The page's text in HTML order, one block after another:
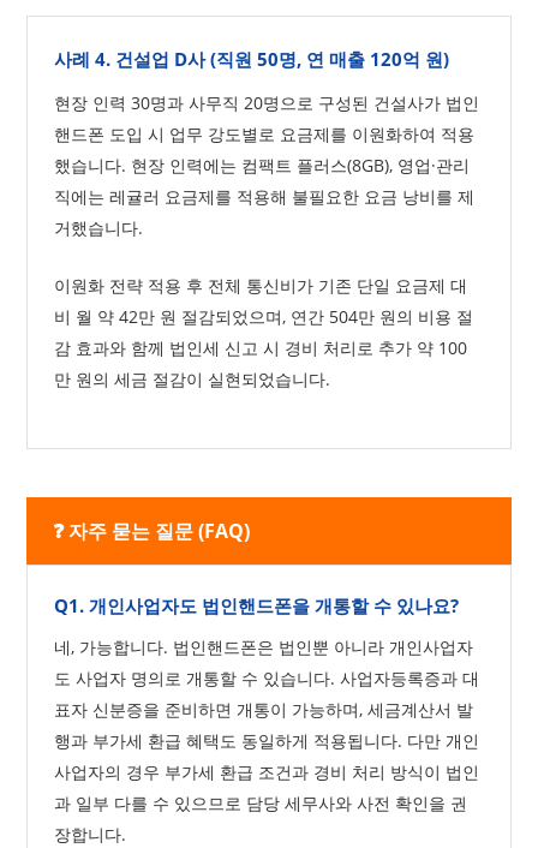
사례 4. 건설업 D사 (직원 50명, 연 매출 120억 원)
현장 인력 30명과 사무직 20명으로 구성된 건설사가 법인
핸드폰 도입 시 업무 강도별로 요금제를 이원화하여 적용
했습니다. 현장 인력에는 컴팩트 플러스(8GB), 영업·관리
직에는 레귤러 요금제를 적용해 불필요한 요금 낭비를 제
거했습니다.
이원화 전략 적용 후 전체 통신비가 기존 단일 요금제 대
비 월 약 42만 원 절감되었으며, 연간 504만 원의 비용 절
감 효과와 함께 법인세 신고 시 경비 처리로 추가 약 100
만 원의 세금 절감이 실현되었습니다.
❓ 자주 묻는 질문 (FAQ)
Q1. 개인사업자도 법인핸드폰을 개통할 수 있나요?
네, 가능합니다. 법인핸드폰은 법인뿐 아니라 개인사업자
도 사업자 명의로 개통할 수 있습니다. 사업자등록증과 대
표자 신분증을 준비하면 개통이 가능하며, 세금계산서 발
행과 부가세 환급 혜택도 동일하게 적용됩니다. 다만 개인
사업자의 경우 부가세 환급 조건과 경비 처리 방식이 법인
과 일부 다를 수 있으므로 담당 세무사와 사전 확인을 권
장합니다.